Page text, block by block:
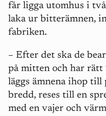
får ligga utomhus i
laka ur bitterämnen,
fabriken.
– Efter det ska de
på mitten och har rätt
läggs ämnena ihop
bredd, reses till en
med en vajer och